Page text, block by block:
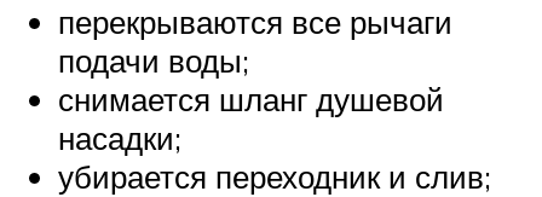
перекрываются все рычаги
подачи воды;
снимается шланг душевой
насадки;
убирается переходник и слив;